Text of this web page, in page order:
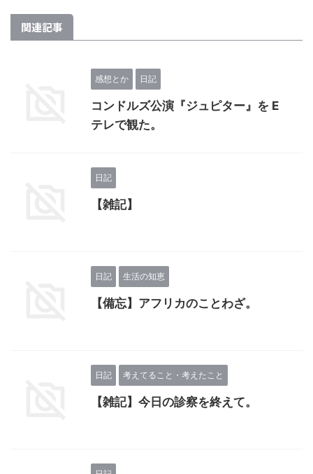
関連記事
感想とか 日記
コンドルズ公演『ジュピター』を E
テレで観た。
日記
【雑記】
日記 生活の知恵
【備忘】アフリカのことわざ。
日記 考えてること・考えたこと
【雑記】今日の診察を終えて。